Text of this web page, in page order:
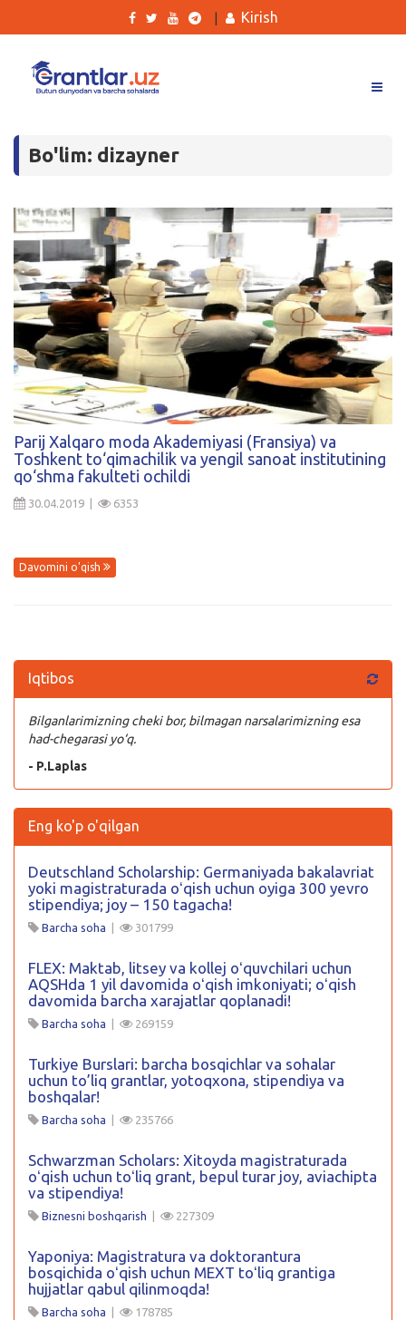
Tanlovlar
Kurslar
Blog
Yana
Qidirish
Kirish
Kirish
Bo'lim: dizayner
Parij Xalqaro moda Akademiyasi (Fransiya) va
Toshkent to‘qimachilik va yengil sanoat institutining
qo‘shma fakulteti ochildi
30.04.2019 | 6353
Davomini o'qish
Iqtibos
Bilganlarimizning cheki bor, bilmagan narsalarimizning esa
had-chegarasi yo‘q.
- P.Laplas
Eng ko'p o'qilgan
Deutschland Scholarship: Germaniyada bakalavriat
yoki magistraturada oʻqish uchun oyiga 300 yevro
stipendiya; joy – 150 tagacha!
Barcha soha 301799
FLEX: Maktab, litsey va kollej oʻquvchilari uchun
AQSHda 1 yil davomida oʻqish imkoniyati; oʻqish
davomida barcha xarajatlar qoplanadi!
Barcha soha 269159
Turkiye Burslari: barcha bosqichlar va sohalar
uchun to’liq grantlar, yotoqxona, stipendiya va
boshqalar!
Barcha soha 235766
Schwarzman Scholars: Xitoyda magistraturada
oʻqish uchun toʻliq grant, bepul turar joy, aviachipta
va stipendiya!
Biznesni boshqarish 227309
Yaponiya: Magistratura va doktorantura
bosqichida oʻqish uchun MEXT toʻliq grantiga
hujjatlar qabul qilinmoqda!
Barcha soha 178785